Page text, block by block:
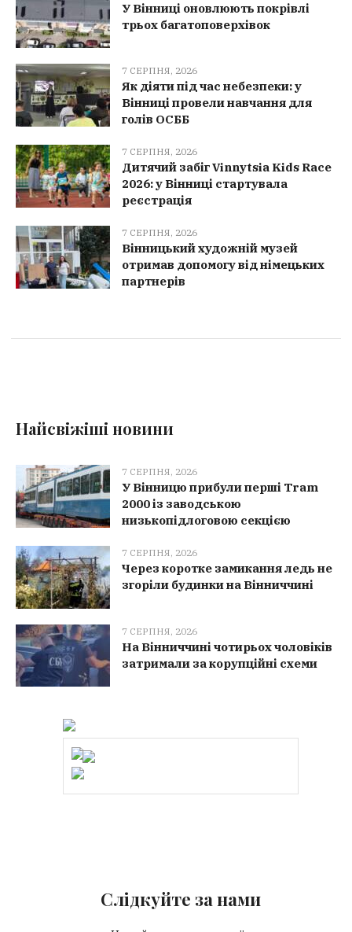
У Вінниці оновлюють покрівлі
трьох багатоповерхівок
7 СЕРПНЯ, 2026
Як діяти під час небезпеки: у
Вінниці провели навчання для
голів ОСББ
7 СЕРПНЯ, 2026
Дитячий забіг Vinnytsia Kids Race
2026: у Вінниці стартувала
реєстрація
7 СЕРПНЯ, 2026
Вінницький художній музей
отримав допомогу від німецьких
партнерів
Найсвіжіші новини
7 СЕРПНЯ, 2026
У Вінницю прибули перші Tram
2000 із заводською
низькопідлоговою секцією
7 СЕРПНЯ, 2026
Через коротке замикання ледь не
згоріли будинки на Вінниччині
7 СЕРПНЯ, 2026
На Вінниччині чотирьох чоловіків
затримали за корупційні схеми
Слідкуйте за нами